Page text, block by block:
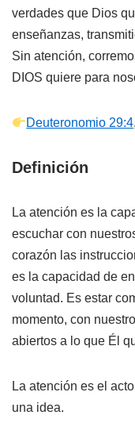
verdades que Dios
enseñanzas,
Sin atención,
DIOS quiere para
Deuteronomio 29:4,
Definición
La atención es la
escuchar con
corazón las
es la capacidad de
voluntad. Es estar
momento, con
abiertos a lo que Él
La atención es el
una idea.